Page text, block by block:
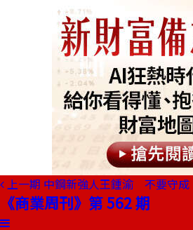
上一期 中鋼新強人王鍾渝 不要守成
《商業周刊》第 562 期